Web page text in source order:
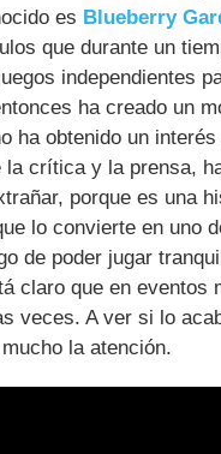
es Blueberry
que durante un
independientes
ha creado un
ha obtenido un
la crítica y la prensa,
porque es una
lo convierte en uno
de poder jugar
claro que en eventos
veces. A ver si lo
la atención.